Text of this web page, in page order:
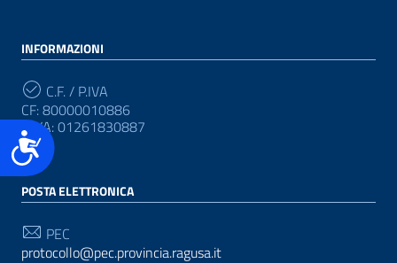
Accessibilità
INFORMAZIONI
C.F. / P.IVA
CF: 80000010886
P.IVA: 01261830887
POSTA ELETTRONICA
PEC
protocollo@pec.provincia.ragusa.it